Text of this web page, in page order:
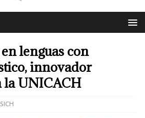
lenguas con
innovador
la UNICACH